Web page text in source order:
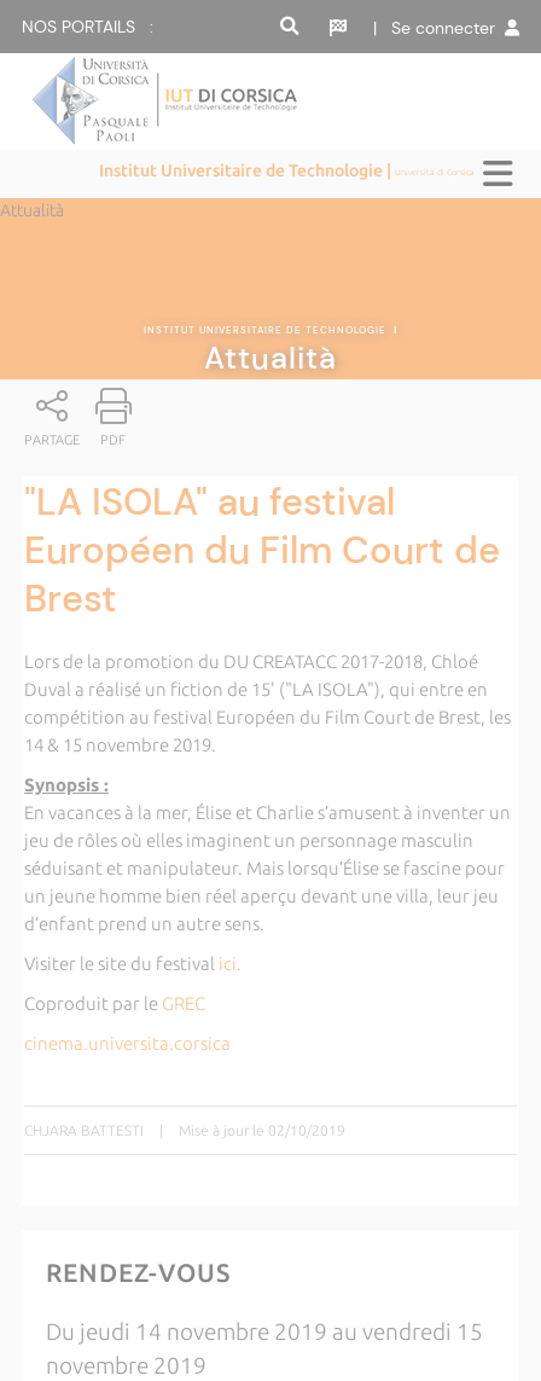
NOS PORTAILS : | Se connecter
Institut Universitaire de Technologie |Università di Corsica
Attualità
INSTITUT UNIVERSITAIRE DE TECHNOLOGIE |
Attualità
PARTAGE PDF
"LA ISOLA" au festival
Européen du Film Court de
Brest
Lors de la promotion du DU CREATACC 2017-2018, Chloé
Duval a réalisé un fiction de 15' ("LA ISOLA"), qui entre en
compétition au festival Européen du Film Court de Brest, les
14 & 15 novembre 2019.
Synopsis :
En vacances à la mer, Élise et Charlie s’amusent à inventer un
jeu de rôles où elles imaginent un personnage masculin
séduisant et manipulateur. Mais lorsqu’Élise se fascine pour
un jeune homme bien réel aperçu devant une villa, leur jeu
d’enfant prend un autre sens.
Visiter le site du festival ici.
Coproduit par le GREC
cinema.universita.corsica
CHJARA BATTESTI | Mise à jour le 02/10/2019
RENDEZ-VOUS
Du jeudi 14 novembre 2019 au vendredi 15
novembre 2019